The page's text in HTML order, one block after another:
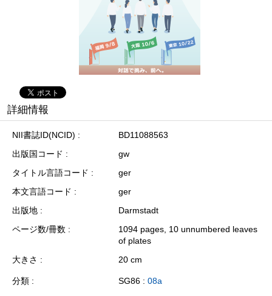
詳細情報
NII書誌ID(NCID)
BD11088563
出版国コード
gw
タイトル言語コード
ger
本文言語コード
ger
出版地
Darmstadt
ページ数/冊数
1094 pages, 10 unnumbered leaves
of plates
大きさ
20 cm
分類 SG86 : 08a